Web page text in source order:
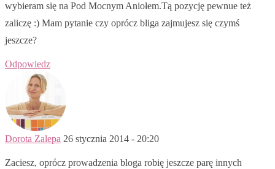
wybieram się na Pod Mocnym Aniołem.Tą pozycję pewnue też
zaliczę :) Mam pytanie czy oprócz bliga zajmujesz się czymś
jeszcze?
Odpowiedz
Dorota Zalepa 26 stycznia 2014 - 20:20
Zaciesz, oprócz prowadzenia bloga robię jeszcze parę innych